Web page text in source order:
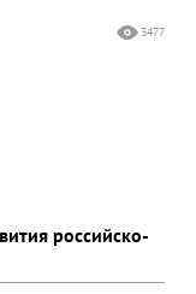
3477
российско-